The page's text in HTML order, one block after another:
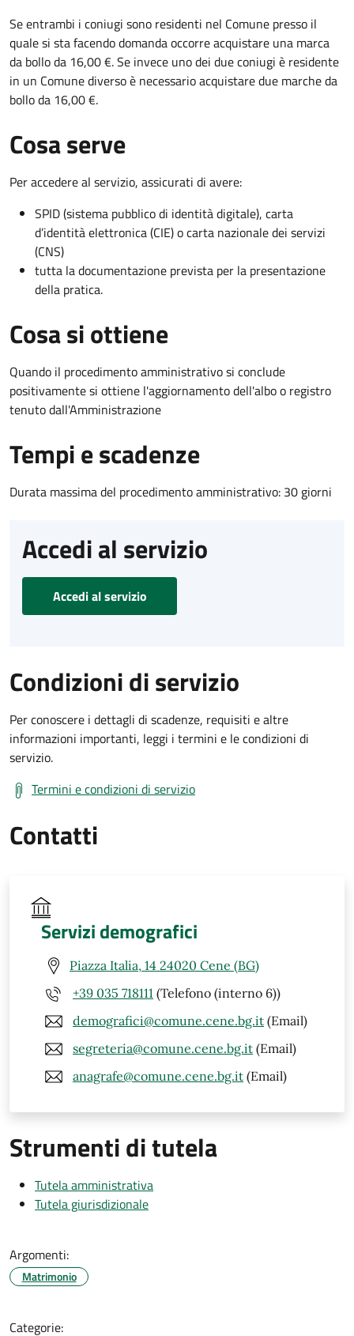
Se entrambi i coniugi sono residenti nel Comune presso il
quale si sta facendo domanda occorre acquistare una marca
da bollo da 16,00 €. Se invece uno dei due coniugi è residente
in un Comune diverso è necessario acquistare due marche da
bollo da 16,00 €.
Cosa serve
Per accedere al servizio, assicurati di avere:
SPID (sistema pubblico di identità digitale), carta
d’identità elettronica (CIE) o carta nazionale dei servizi
(CNS)
tutta la documentazione prevista per la presentazione
della pratica.
Cosa si ottiene
Quando il procedimento amministrativo si conclude
positivamente si ottiene l'aggiornamento dell'albo o registro
tenuto dall'Amministrazione
Tempi e scadenze
Durata massima del procedimento amministrativo: 30 giorni
Accedi al servizio
Accedi al servizio
Condizioni di servizio
Per conoscere i dettagli di scadenze, requisiti e altre
informazioni importanti, leggi i termini e le condizioni di
servizio.
Termini e condizioni di servizio
Contatti
Servizi demografici
Piazza Italia, 14 24020 Cene (BG)
+39 035 718111 (Telefono (interno 6))
demografici@comune.cene.bg.it (Email)
segreteria@comune.cene.bg.it (Email)
anagrafe@comune.cene.bg.it (Email)
Strumenti di tutela
Tutela amministrativa
Tutela giurisdizionale
Argomenti:
Matrimonio
Categorie: